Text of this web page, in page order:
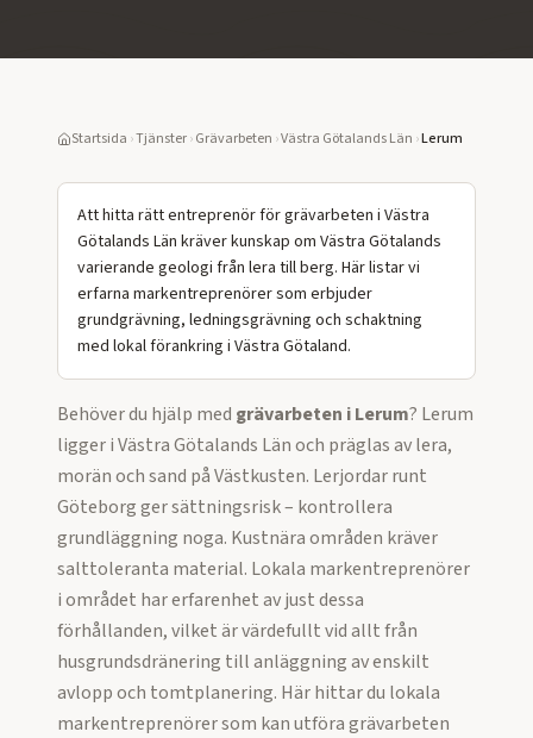
Startsida ›Tjänster›Grävarbeten ›Västra Götalands Län ›Lerum
Att hitta rätt entreprenör för grävarbeten i Västra
Götalands Län kräver kunskap om Västra Götalands
varierande geologi från lera till berg. Här listar vi
erfarna markentreprenörer som erbjuder
grundgrävning, ledningsgrävning och schaktning
med lokal förankring i Västra Götaland.
Behöver du hjälp med grävarbeten iLerum? Lerum
ligger i Västra Götalands Län och präglas av lera,
morän och sand på Västkusten. Lerjordar runt
Göteborg ger sättningsrisk – kontrollera
grundläggning noga. Kustnära områden kräver
salttoleranta material. Lokala markentreprenörer
i området har erfarenhet av just dessa
förhållanden, vilket är värdefullt vid allt från
husgrundsdränering till anläggning av enskilt
avlopp och tomtplanering. Här hittar du lokala
markentreprenörer som kan utföragrävarbeten